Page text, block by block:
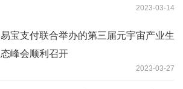
2023-03-14
易宝支付联合举办的第三届元宇宙产业生
态峰会顺利召开
2023-03-27